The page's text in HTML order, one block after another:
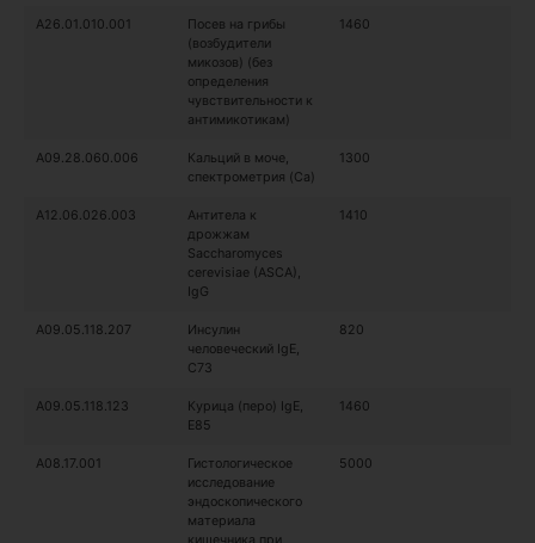
A26.01.010.001
Посев на грибы
(возбудители
микозов) (без
определения
чувствительности к
антимикотикам)
1460
A09.28.060.006
Кальций в моче,
спектрометрия (Ca)
1300
A12.06.026.003
Антитела к
дрожжам
Sacchаromyces
cerevisiae (ASCA),
IgG
1410
A09.05.118.207
Инсулин
человеческий IgE,
C73
820
A09.05.118.123
Курица (перо) IgE,
E85
1460
A08.17.001
Гистологическое
исследование
эндоскопического
материала
кишечника при
5000